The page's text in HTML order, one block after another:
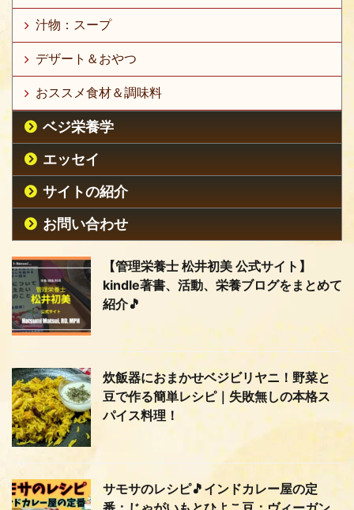
汁物：スープ
デザート＆おやつ
おススメ食材＆調味料
ベジ栄養学
エッセイ
サイトの紹介
お問い合わせ
【管理栄養士 松井初美 公式サイト】
kindle著書、活動、栄養ブログをまとめて
紹介🎵
炊飯器におまかせベジビリヤニ！野菜と
豆で作る簡単レシピ｜失敗無しの本格ス
パイス料理！
サモサのレシピ🎵インドカレー屋の定